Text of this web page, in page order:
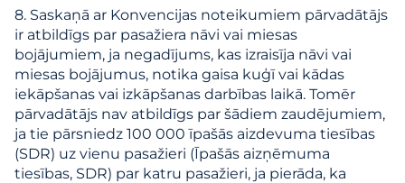
8. Saskaņā ar Konvencijas noteikumiem pārvadātājs
ir atbildīgs par pasažiera nāvi vai miesas
bojājumiem, ja negadījums, kas izraisīja nāvi vai
miesas bojājumus, notika gaisa kuģī vai kādas
iekāpšanas vai izkāpšanas darbības laikā. Tomēr
pārvadātājs nav atbildīgs par šādiem zaudējumiem,
ja tie pārsniedz 100 000 īpašās aizdevuma tiesības
(SDR) uz vienu pasažieri (Īpašās aizņēmuma
tiesības, SDR) par katru pasažieri, ja pierāda, ka